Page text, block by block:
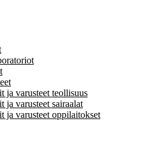
ja varusteet teollisuus
ja varusteet sairaalat
ja varusteet oppilaitokset